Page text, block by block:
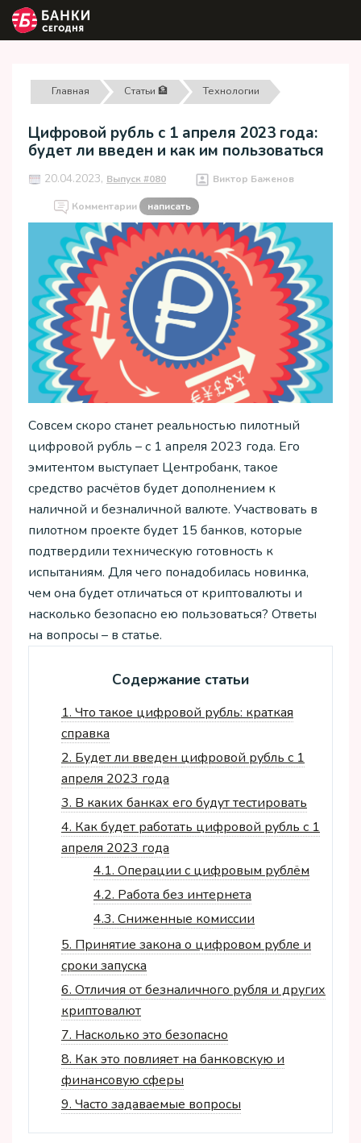
Главная Статьи 🏦 Технологии
Цифровой рубль с 1 апреля 2023 года:
будет ли введен и как им пользоваться
20.04.2023, Выпуск #080 Виктор Баженов
Комментарии написать
Совсем скоро станет реальностью пилотный
цифровой рубль – с 1 апреля 2023 года. Его
эмитентом выступает Центробанк, такое
средство расчётов будет дополнением к
наличной и безналичной валюте. Участвовать в
пилотном проекте будет 15 банков, которые
подтвердили техническую готовность к
испытаниям. Для чего понадобилась новинка,
чем она будет отличаться от криптовалюты и
насколько безопасно ею пользоваться? Ответы
на вопросы – в статье.
Содержание статьи
1. Что такое цифровой рубль: краткая
справка
2. Будет ли введен цифровой рубль с 1
апреля 2023 года
3. В каких банках его будут тестировать
4. Как будет работать цифровой рубль с 1
апреля 2023 года
4.1. Операции с цифровым рублём
4.2. Работа без интернета
4.3. Сниженные комиссии
5. Принятие закона о цифровом рубле и
сроки запуска
6. Отличия от безналичного рубля и других
криптовалют
7. Насколько это безопасно
8. Как это повлияет на банковскую и
финансовую сферы
9. Часто задаваемые вопросы